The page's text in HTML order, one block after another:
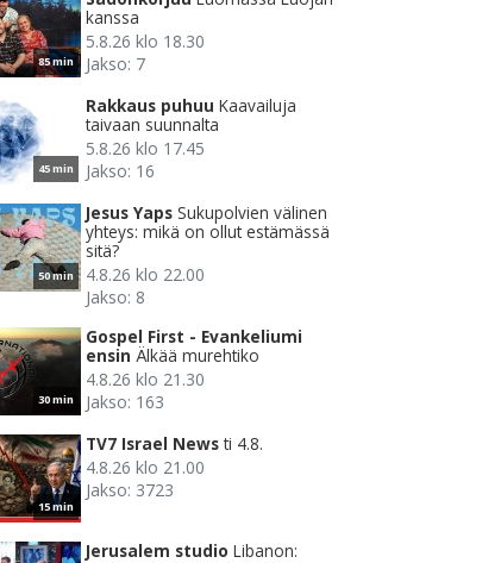
85 min
kanssa
5.8.26 klo 18.30
Jakso: 7
45 min
Rakkaus puhuu Kaavailuja
taivaan suunnalta
5.8.26 klo 17.45
Jakso: 16
50 min
Jesus Yaps Sukupolvien välinen
yhteys: mikä on ollut estämässä
sitä?
4.8.26 klo 22.00
Jakso: 8
30 min
Gospel First - Evankeliumi
ensin Älkää murehtiko
4.8.26 klo 21.30
Jakso: 163
15 min
TV7 Israel News ti 4.8.
4.8.26 klo 21.00
Jakso: 3723
Jerusalem studio Libanon: